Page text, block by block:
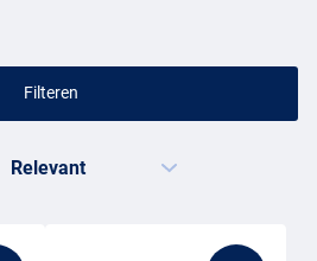
Filteren